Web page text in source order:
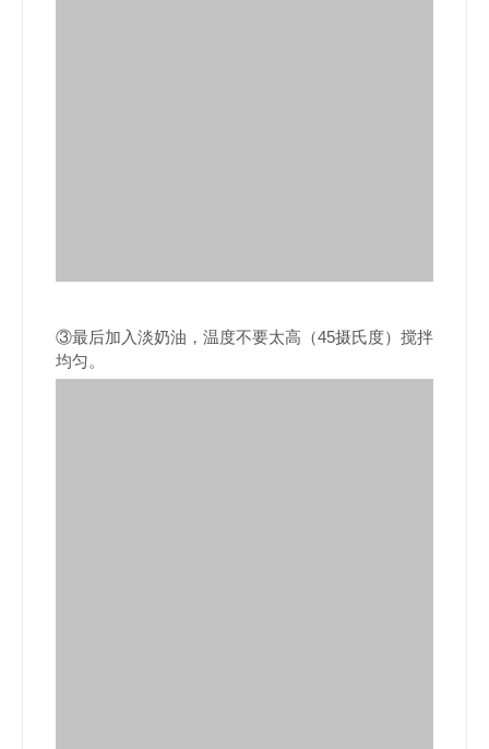
③最后加入淡奶油，温度不要太高（45摄氏度）搅拌
均匀。